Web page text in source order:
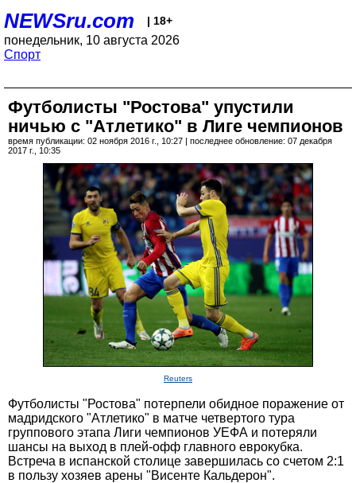
NEWSru.com | 18+
понедельник, 10 августа 2026
Спорт
Футболисты "Ростова" упустили
ничью с "Атлетико" в Лиге чемпионов
время публикации: 02 ноября 2016 г., 10:27 | последнее обновление: 07 декабря
2017 г., 10:35
Reuters
Футболисты "Ростова" потерпели обидное поражение от
мадридского "Атлетико" в матче четвертого тура
группового этапа Лиги чемпионов УЕФА и потеряли
шансы на выход в плей-офф главного еврокубка.
Встреча в испанской столице завершилась со счетом 2:1
в пользу хозяев арены "Висенте Кальдерон".